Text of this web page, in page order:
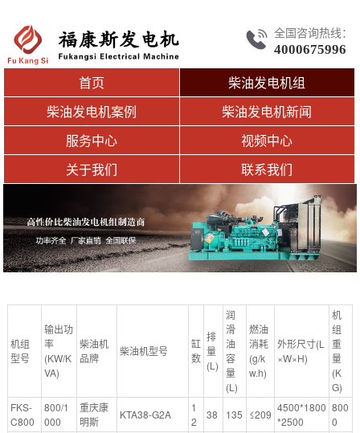
全国咨询热线：
4000675996
首页
柴油发电机组
柴油发电机案例
柴油发电机新闻
服务中心
视频中心
关于我们
联系我们
机组
型号
输出功
率
(KW/K
VA)
柴油机
品牌
柴油机型号
缸
数
排
量
(L)
润
滑
油
容
量
(L)
燃油
消耗
(g/k
w.h)
外形尺寸(L
×W×H)
机
组
重
量
(K
G)
FKS-
C800
800/1
000
重庆康
明斯
KTA38-G2A
1
2
38 135 ≤209
4500*1800
*2500
800
0